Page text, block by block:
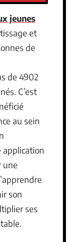
jeunes
et
de
de 4902
C’est
au sein
application
une
son
ses